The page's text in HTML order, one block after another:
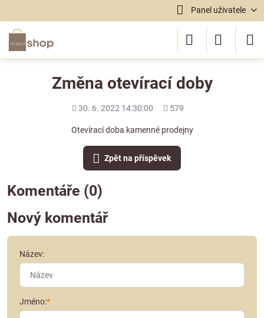
Panel uživatele
Změna otevírací doby
Přidáno
30. 6. 2022 14:30:00
Počet
579
Otevírací doba kamenné prodejny
Zpět na příspěvek
Komentáře (0)
Nový komentář
Název:
Jméno:*